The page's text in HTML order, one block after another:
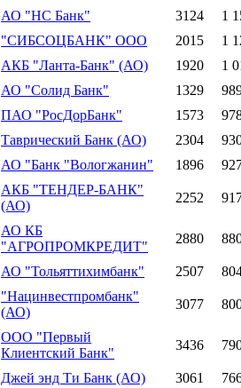
АО "НС Банк" 3124
1
"СИБСОЦБАНК" ООО 2015
1
АКБ "Ланта-Банк" (АО) 1920
1
АО "Солид Банк" 1329
ПАО "РосДорБанк" 1573
Таврический Банк (АО) 2304
АО "Банк "Вологжанин" 1896
АКБ "ТЕНДЕР-БАНК"
(АО)
2252
АО КБ
"АГРОПРОМКРЕДИТ"
2880
АО "Тольяттихимбанк" 2507
"Нацинвестпромбанк"
(АО)
3077
ООО "Первый
Клиентский Банк"
3436
Джей энд Ти Банк (АО) 3061